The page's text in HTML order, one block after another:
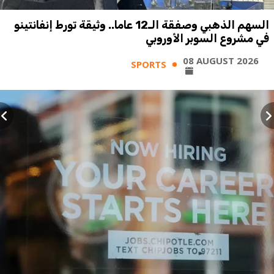
السهم الذهبي وصفقة الـ12 عاما.. وثيقة تورط إنفانتينو
في مشروع السوبر الأوروبي
SPORTS 08 AUGUST 2026